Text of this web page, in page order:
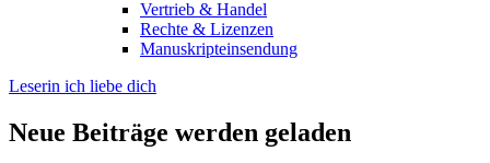
Vertrieb & Handel
Rechte & Lizenzen
Manuskripteinsendung
Leserin ich liebe dich
Neue Beiträge werden geladen